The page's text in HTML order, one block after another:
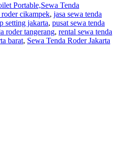
Portable,Sewa Tenda
roder cikampek, jasa sewa tenda
setting jakarta, pusat sewa tenda
roder tangerang, rental sewa tenda
barat, Sewa Tenda Roder Jakarta